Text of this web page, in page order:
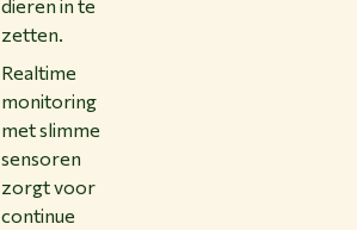
dieren in te
zetten.
Realtime
monitoring
met slimme
sensoren
zorgt voor
continue